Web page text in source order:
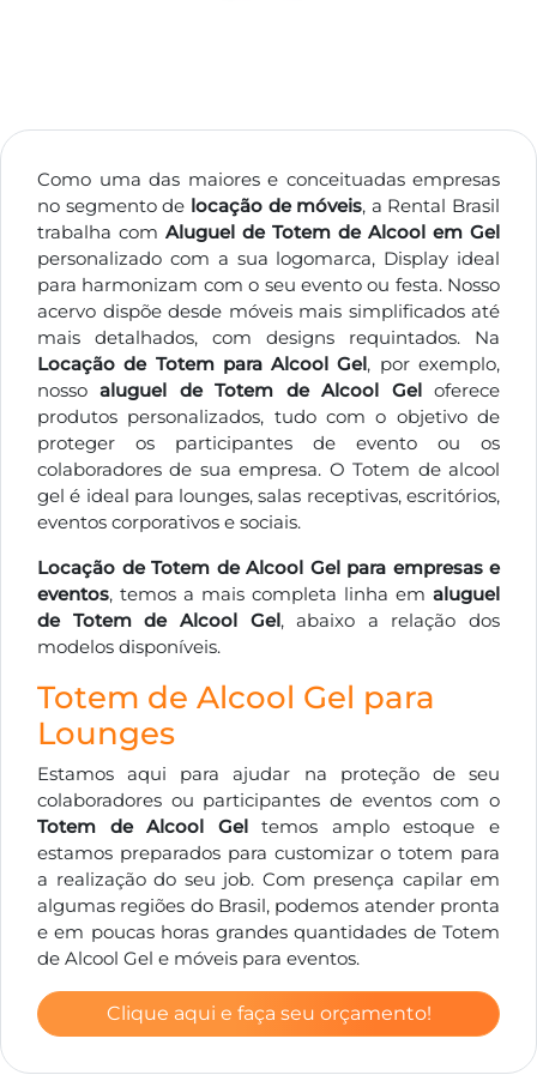
Como uma das maiores e conceituadas empresas
no segmento de locação de móveis, a Rental Brasil
trabalha com Aluguel de Totem de Alcool em Gel
personalizado com a sua logomarca, Display ideal
para harmonizam com o seu evento ou festa. Nosso
acervo dispõe desde móveis mais simplificados até
mais detalhados, com designs requintados. Na
Locação de Totem para Alcool Gel, por exemplo,
nossoaluguel de Totem de Alcool Geloferece
produtos personalizados, tudo com o objetivo de
proteger os participantes de evento ou os
colaboradores de sua empresa. O Totem de alcool
gel é ideal para lounges, salas receptivas, escritórios,
eventos corporativos e sociais.
Locação de Totem de Alcool Gel para empresas e
eventos, temos a mais completa linha em aluguel
de Totem de Alcool Gel, abaixo a relação dos
modelos disponíveis.
Totem de Alcool Gel para
Lounges
Estamos aqui para ajudar na proteção de seu
colaboradores ou participantes de eventos com o
Totem de Alcool Geltemos amplo estoque e
estamos preparados para customizar o totem para
a realização do seu job. Com presença capilar em
algumas regiões do Brasil, podemos atender pronta
e em poucas horas grandes quantidades de Totem
de Alcool Gel e móveis para eventos.
Clique aqui e faça seu orçamento!